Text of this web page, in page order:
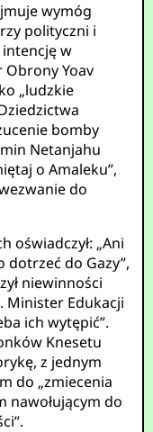
wymóg
polityczni i
w
Obrony Yoav
„ludzkie
bomby
Netanjahu
o Amaleku”,
do
oświadczył: „Ani
do Gazy”,
niewinności
Minister Edukacji
ich wytępić”.
Knesetu
z jednym
do „zmiecenia
nawołującym do